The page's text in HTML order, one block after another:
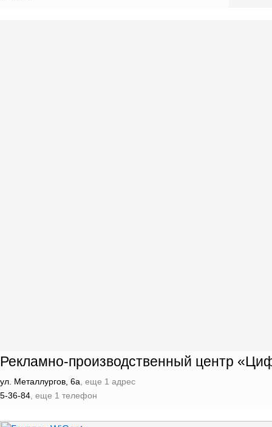
Рекламно-производственный центр
ул. Металлургов, 6а , еще 1 адрес
5-36-84 , еще 1 телефон